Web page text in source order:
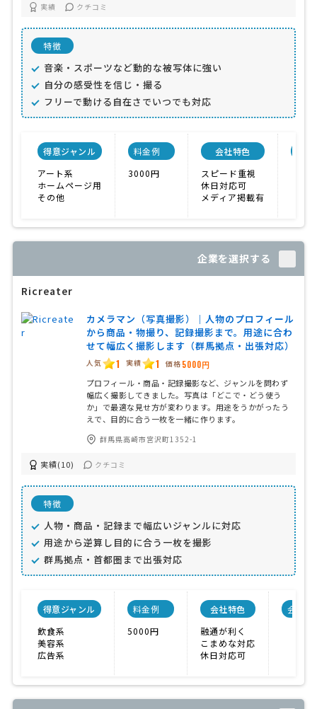
実績 クチコミ
特徴
音楽・スポーツなど動的な被写体に強い
自分の感受性を信じ・撮る
フリーで動ける自在さでいつでも対応
得意ジャンル
アート系
ホームページ用
その他
料金例
3000円
会社特色
スピード重視
休日対応可
メディア掲載有
企業を選択する
Ricreater
カメラマン（写真撮影）｜人物のプロフィール
から商品・物撮り、記録撮影まで。用途に合わ
せて幅広く撮影します（群馬拠点・出張対応）
人気 1 実績 1 価格 5000円
プロフィール・商品・記録撮影など、ジャンルを問わず
幅広く撮影してきました。写真は「どこで・どう使う
か」で最適な見せ方が変わります。用途をうかがったう
えで、目的に合う一枚を一緒に作ります。
群馬県高崎市宮沢町1352-1
実績(10) クチコミ
特徴
人物・商品・記録まで幅広いジャンルに対応
用途から逆算し目的に合う一枚を撮影
群馬拠点・首都圏まで出張対応
得意ジャンル
飲食系
美容系
広告系
料金例
5000円
会社特色
融通が利く
こまめな対応
休日対応可
会社規